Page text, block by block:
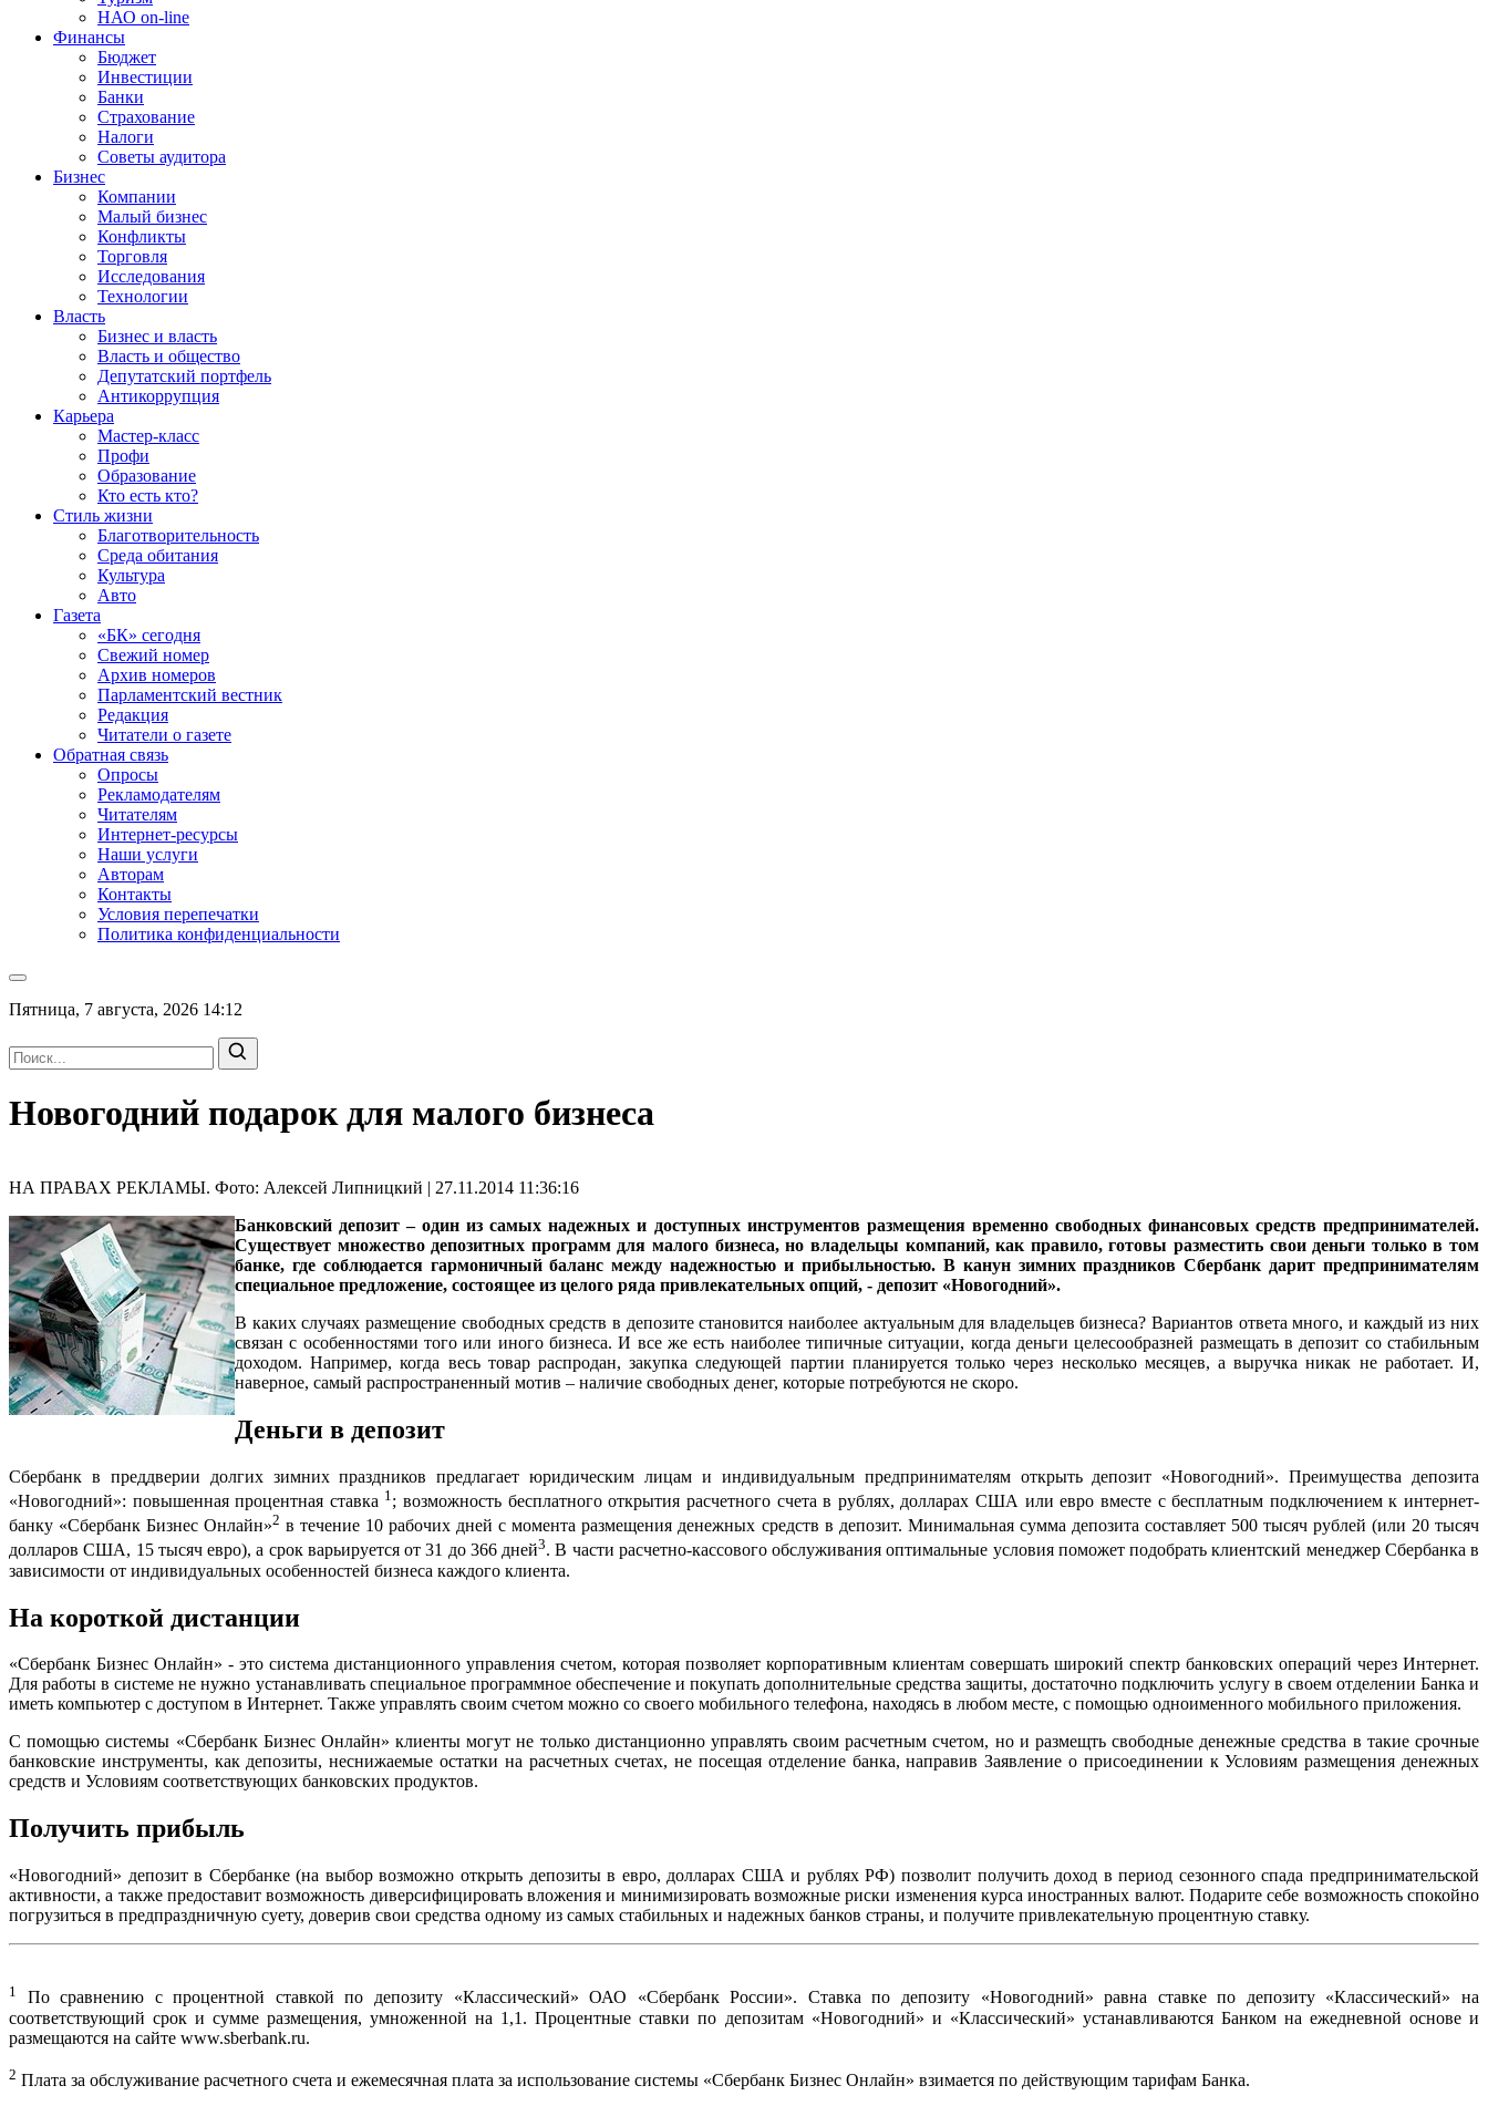
НАО on-line
Финансы
Бюджет
Инвестиции
Банки
Страхование
Налоги
Советы аудитора
Бизнес
Компании
Малый бизнес
Конфликты
Торговля
Исследования
Технологии
Власть
Бизнес и власть
Власть и общество
Депутатский портфель
Антикоррупция
Карьера
Мастер-класс
Профи
Образование
Кто есть кто?
Стиль жизни
Благотворительность
Среда обитания
Культура
Авто
Газета
«БК» сегодня
Свежий номер
Архив номеров
Парламентский вестник
Редакция
Читатели о газете
Обратная связь
Опросы
Рекламодателям
Читателям
Интернет-ресурсы
Наши услуги
Авторам
Контакты
Условия перепечатки
Политика конфиденциальности
Пятница, 7 августа, 2026 14:12
Новогодний подарок для малого бизнеса
НА ПРАВАХ РЕКЛАМЫ. Фото: Алексей Липницкий | 27.11.2014 11:36:16
Банковский депозит – один из самых надежных и доступных инструментов размещения временно свободных финансовых средств предпринимателей.
Существует множество депозитных программ для малого бизнеса, но владельцы компаний, как правило, готовы разместить свои деньги только в том
банке, где соблюдается гармоничный баланс между надежностью и прибыльностью. В канун зимних праздников Сбербанк дарит предпринимателям
специальное предложение, состоящее из целого ряда привлекательных опций, - депозит «Новогодний».
В каких случаях размещение свободных средств в депозите становится наиболее актуальным для владельцев бизнеса? Вариантов ответа много, и каждый из них
связан с особенностями того или иного бизнеса. И все же есть наиболее типичные ситуации, когда деньги целесообразней размещать в депозит со стабильным
доходом. Например, когда весь товар распродан, закупка следующей партии планируется только через несколько месяцев, а выручка никак не работает. И,
наверное, самый распространенный мотив – наличие свободных денег, которые потребуются не скоро.
Деньги в депозит
Сбербанк в преддверии долгих зимних праздников предлагает юридическим лицам и индивидуальным предпринимателям открыть депозит «Новогодний». Преимущества депозита
«Новогодний»: повышенная процентная ставка 1 ; возможность бесплатного открытия расчетного счета в рублях, долларах США или евро вместе с бесплатным подключением к интернет-
банку «Сбербанк Бизнес Онлайн»2 в течение 10 рабочих дней с момента размещения денежных средств в депозит. Минимальная сумма депозита составляет 500 тысяч рублей (или 20 тысяч
долларов США, 15 тысяч евро), а срок варьируется от 31 до 366 дней3. В части расчетно-кассового обслуживания оптимальные условия поможет подобрать клиентский менеджер Сбербанка в
зависимости от индивидуальных особенностей бизнеса каждого клиента.
На короткой дистанции
«Сбербанк Бизнес Онлайн» - это система дистанционного управления счетом, которая позволяет корпоративным клиентам совершать широкий спектр банковских операций через Интернет.
Для работы в системе не нужно устанавливать специальное программное обеспечение и покупать дополнительные средства защиты, достаточно подключить услугу в своем отделении Банка и
иметь компьютер с доступом в Интернет. Также управлять своим счетом можно со своего мобильного телефона, находясь в любом месте, с помощью одноименного мобильного приложения.
С помощью системы «Сбербанк Бизнес Онлайн» клиенты могут не только дистанционно управлять своим расчетным счетом, но и размещть свободные денежные средства в такие срочные
банковские инструменты, как депозиты, неснижаемые остатки на расчетных счетах, не посещая отделение банка, направив Заявление о присоединении к Условиям размещения денежных
средств и Условиям соответствующих банковских продуктов.
Получить прибыль
«Новогодний» депозит в Сбербанке (на выбор возможно открыть депозиты в евро, долларах США и рублях РФ) позволит получить доход в период сезонного спада предпринимательской
активности, а также предоставит возможность диверсифицировать вложения и минимизировать возможные риски изменения курса иностранных валют. Подарите себе возможность спокойно
погрузиться в предпраздничную суету, доверив свои средства одному из самых стабильных и надежных банков страны, и получите привлекательную процентную ставку.
1
По сравнению с процентной ставкой по депозиту «Классический» ОАО «Сбербанк России». Ставка по депозиту «Новогодний» равна ставке по депозиту «Классический» на
соответствующий срок и сумме размещения, умноженной на 1,1. Процентные ставки по депозитам «Новогодний» и «Классический» устанавливаются Банком на ежедневной основе и
размещаются на сайте www.sberbank.ru.
2 Плата за обслуживание расчетного счета и ежемесячная плата за использование системы «Сбербанк Бизнес Онлайн» взимается по действующим тарифам Банка.